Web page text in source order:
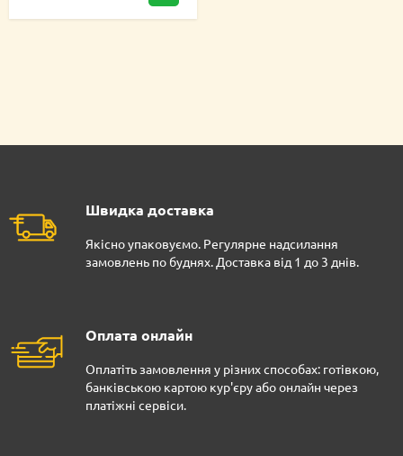
Швидка доставка
Якісно упаковуємо. Регулярне надсилання
замовлень по буднях. Доставка від 1 до 3 днів.
Оплата онлайн
Оплатіть замовлення у різних способах: готівкою,
банківською картою кур'єру або онлайн через
платіжні сервіси.